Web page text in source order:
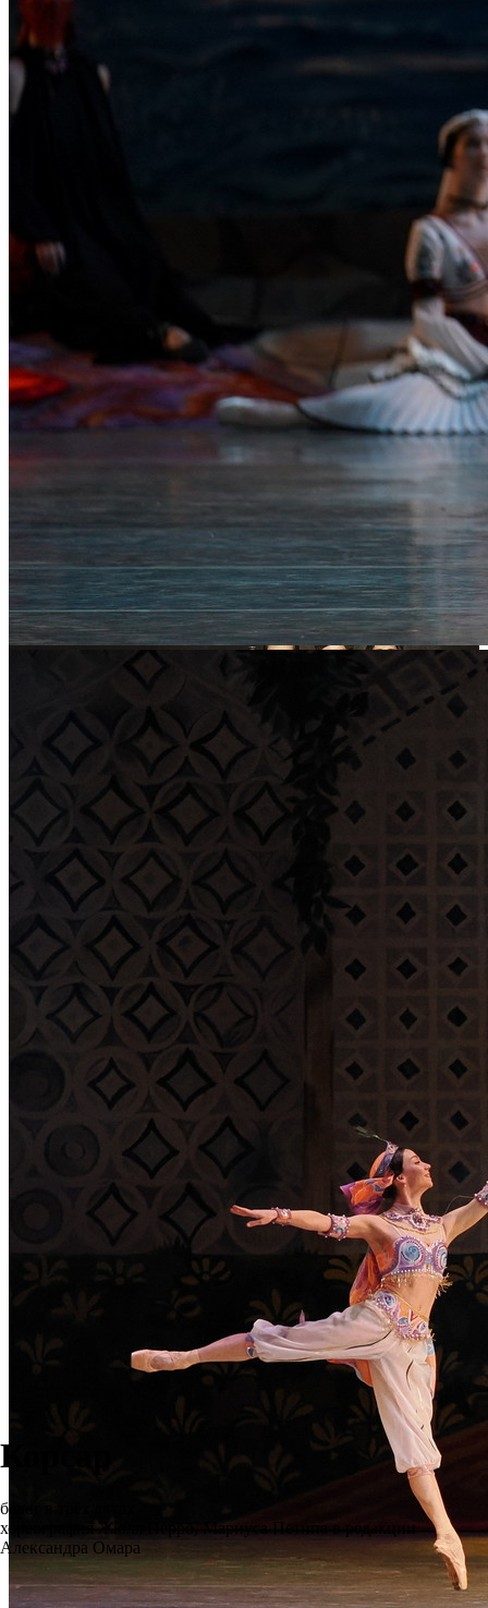
Корсар
балет в трёх актах
хореография Жюля Перро, Мариуса Петипа в редакции
Александра Омара